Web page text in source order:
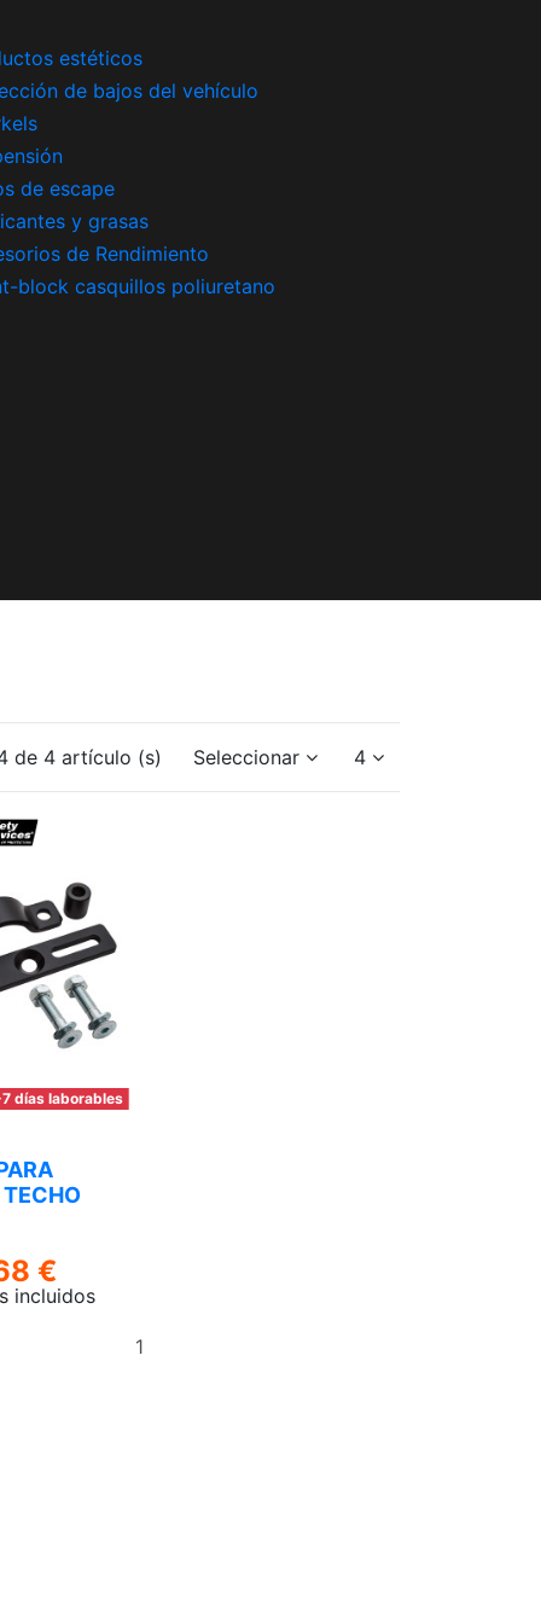
estéticos
de bajos del vehículo
de escape
y grasas
de Rendimiento
block casquillos poliuretano
de 4 artículo (s) Seleccionar 4
días laborables
TECHO
€
incluidos